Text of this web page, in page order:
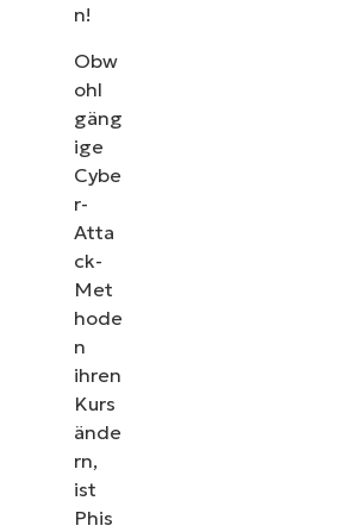
n!
Obw
ohl
gäng
ige
Cybe
r-
Atta
ck-
Met
hode
n
ihren
Kurs
ände
rn,
ist
Phis